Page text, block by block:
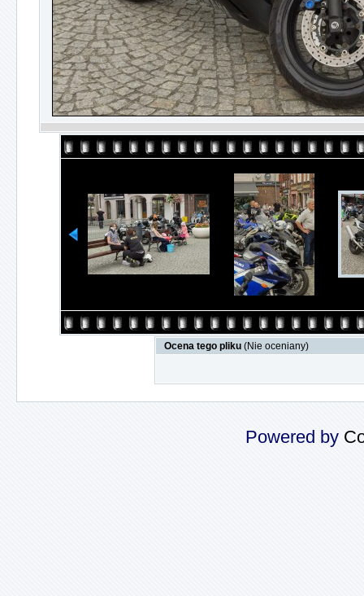
Ocena tego pliku (Nie oceniany)
Powered by